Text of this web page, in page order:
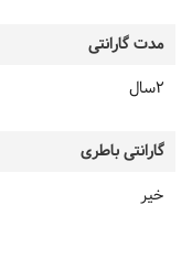
مدت گارانتی
2سال
گارانتی باطری
خیر